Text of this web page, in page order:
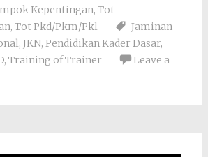
Kepentingan, Tot
, Tot Pkd/Pkm/Pkl
Jaminan
, JKN, Pendidikan Kader Dasar,
, Training of Trainer
Leave a